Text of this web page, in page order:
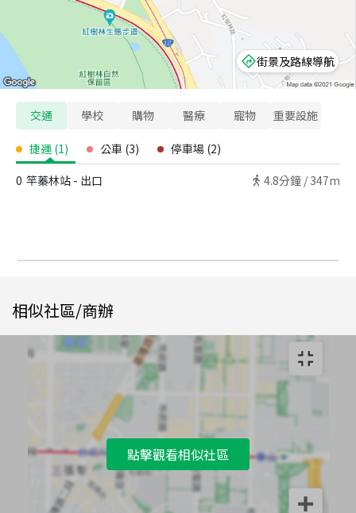
街景及路線導航
交通 學校 購物 醫療 寵物 重要設施
捷運 (1) 公車 (3) 停車場 (2)
0 竿蓁林站 - 出口 4.8分鐘 / 347m
相似社區/商辦
點擊觀看相似社區